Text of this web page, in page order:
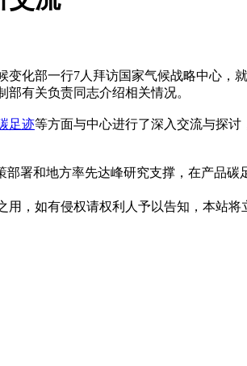
变化部一行7人拜访国家气候战略中心，
有关负责同志介绍相关情况。
足迹等方面与中心进行了深入交流与探讨
署和地方率先达峰研究支撑，在产品碳
，如有侵权请权利人予以告知，本站将